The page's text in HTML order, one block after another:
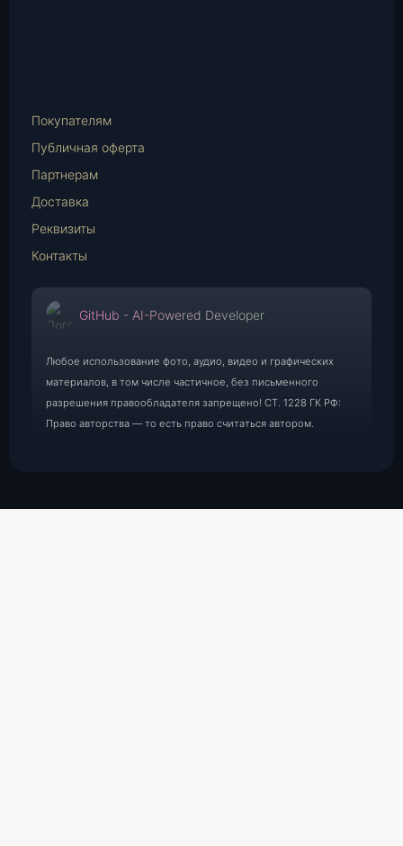
Mail
Покупателям
Публичная оферта
Партнерам
Доставка
Реквизиты
Контакты
GitHub - AI-Powered Developer
Любое использование фото, аудио, видео и графических
материалов, в том числе частичное, без письменного
разрешения правообладателя запрещено! СТ. 1228 ГК РФ:
Право авторства — то есть право считаться автором.